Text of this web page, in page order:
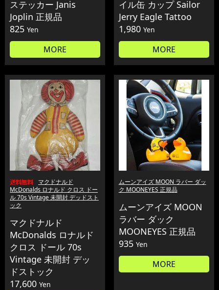
ステッカー Janis
Joplin 正規品
825 Yen
MORE
イル缶 カップ Sailor
Jerry Eagle Tattoo
1,980 Yen
MORE
マクドナルド
McDonalds ロナルド クロス ドー
ル 70s Vintage 未開封 デッドスト
ック
マクドナルド
McDonalds ロナルド
クロス ドール 70s
Vintage 未開封 デッ
ドストック
17,600 Yen
ムーンアイズ MOON ラバー ダッ
ク MOONEYES 正規品
ムーンアイズ MOON
ラバー ダック
MOONEYES 正規品
935 Yen
MORE